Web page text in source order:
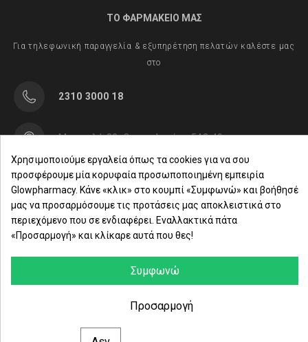
ΤΟ ΦΑΡΜΑΚΕΙΟ ΜΑΣ
Για τηλεφωνική παραγγελία & εξυπηρέτηση πελατών καλέστε μας
στο
2310 3000 18
Μαρασλή 82, Θεσσαλονίκη 542 49
Δευ. - Παρ.: 8:00 - 21:00
Σάββατο: 09:00-15:00
ΕΤΑΙΡΕΙΑ
ΚΑΤΗΓΟΡΙΕΣ
ΠΛΗΡΟΦΟΡΙΕΣ
Χρησιμοποιούμε εργαλεία όπως τα cookies για να σου
προσφέρουμε μία κορυφαία προσωποποιημένη εμπειρία
Glowpharmacy. Κάνε «κλικ» στο κουμπί «Συμφωνώ» και βοήθησέ
μας να προσαρμόσουμε τις προτάσεις μας αποκλειστικά στο
περιεχόμενο που σε ενδιαφέρει. Εναλλακτικά πάτα
«Προσαρμογή» και κλίκαρε αυτά που θες!
Συμφωνώ
Προσαρμογή